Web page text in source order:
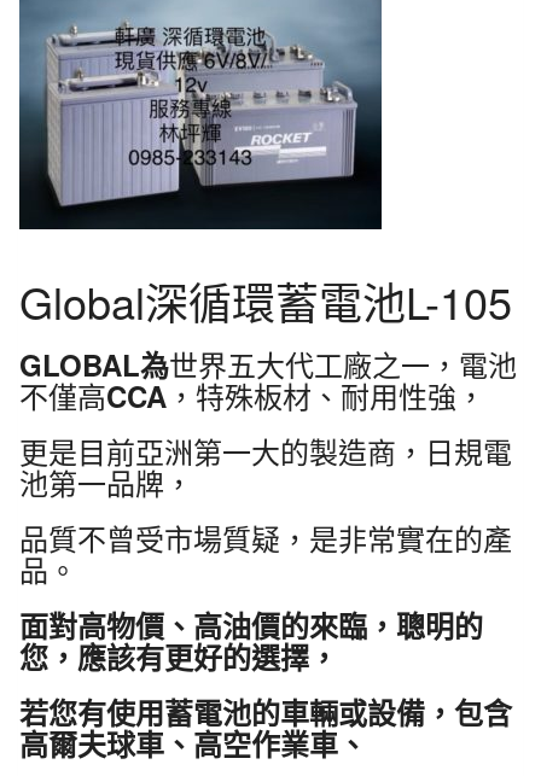
Global深循環蓄電池L-105
GLOBAL為世界五大代工廠之一，電池
不僅高CCA ，特殊板材、耐用性強，
更是目前亞洲第一大的製造商，日規電
池第一品牌，
品質不曾受市場質疑，是非常實在的產
品。
面對高物價、高油價的來臨，聰明的
您，應該有更好的選擇，
若您有使用蓄電池的車輛或設備，包含
高爾夫球車、高空作業車、